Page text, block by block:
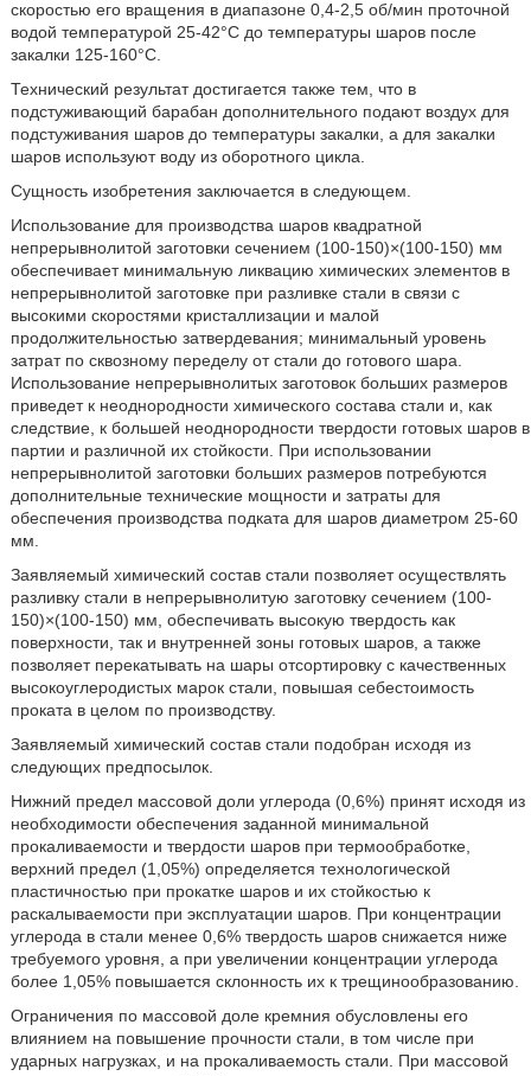
скоростью его вращения в диапазоне 0,4-2,5 об/мин проточной
водой температурой 25-42°C до температуры шаров после
закалки 125-160°C.
Технический результат достигается также тем, что в
подстуживающий барабан дополнительного подают воздух для
подстуживания шаров до температуры закалки, а для закалки
шаров используют воду из оборотного цикла.
Сущность изобретения заключается в следующем.
Использование для производства шаров квадратной
непрерывнолитой заготовки сечением (100-150)×(100-150) мм
обеспечивает минимальную ликвацию химических элементов в
непрерывнолитой заготовке при разливке стали в связи с
высокими скоростями кристаллизации и малой
продолжительностью затвердевания; минимальный уровень
затрат по сквозному переделу от стали до готового шара.
Использование непрерывнолитых заготовок больших размеров
приведет к неоднородности химического состава стали и, как
следствие, к большей неоднородности твердости готовых шаров в
партии и различной их стойкости. При использовании
непрерывнолитой заготовки больших размеров потребуются
дополнительные технические мощности и затраты для
обеспечения производства подката для шаров диаметром 25-60
мм.
Заявляемый химический состав стали позволяет осуществлять
разливку стали в непрерывнолитую заготовку сечением (100-
150)×(100-150) мм, обеспечивать высокую твердость как
поверхности, так и внутренней зоны готовых шаров, а также
позволяет перекатывать на шары отсортировку с качественных
высокоуглеродистых марок стали, повышая себестоимость
проката в целом по производству.
Заявляемый химический состав стали подобран исходя из
следующих предпосылок.
Нижний предел массовой доли углерода (0,6%) принят исходя из
необходимости обеспечения заданной минимальной
прокаливаемости и твердости шаров при термообработке,
верхний предел (1,05%) определяется технологической
пластичностью при прокатке шаров и их стойкостью к
раскалываемости при эксплуатации шаров. При концентрации
углерода в стали менее 0,6% твердость шаров снижается ниже
требуемого уровня, а при увеличении концентрации углерода
более 1,05% повышается склонность их к трещинообразованию.
Ограничения по массовой доле кремния обусловлены его
влиянием на повышение прочности стали, в том числе при
ударных нагрузках, и на прокаливаемость стали. При массовой